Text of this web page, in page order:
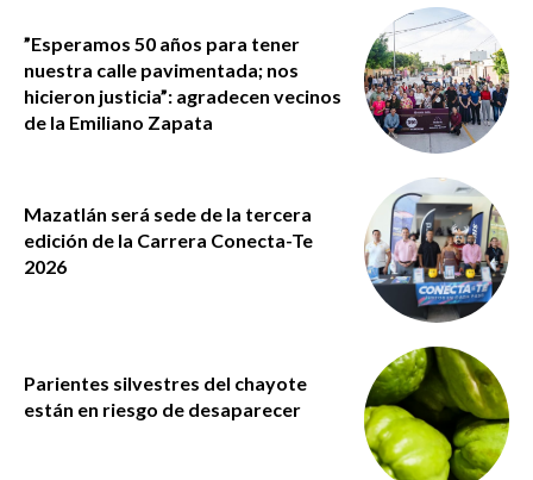
”Esperamos 50 años para tener
nuestra calle pavimentada; nos
hicieron justicia”: agradecen vecinos
de la Emiliano Zapata
Mazatlán será sede de la tercera
edición de la Carrera Conecta-Te
2026
Parientes silvestres del chayote
están en riesgo de desaparecer